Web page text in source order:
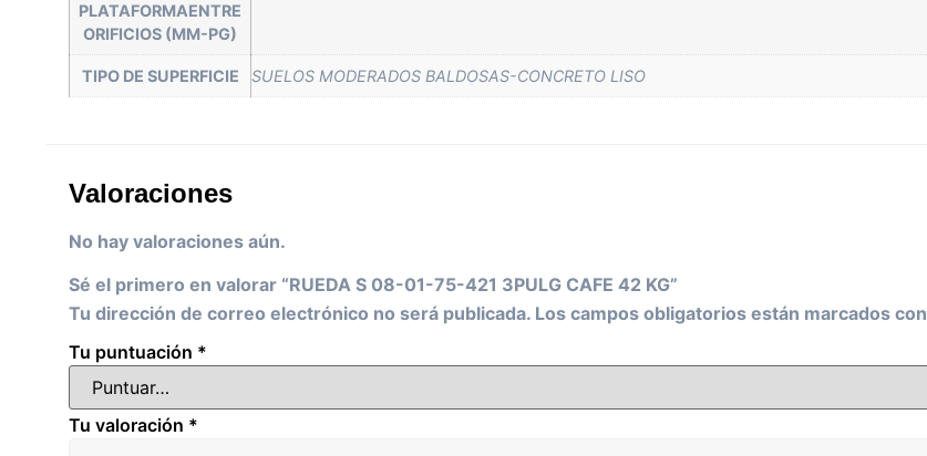
PLATAFORMAENTRE
ORIFICIOS (MM-PG)
TIPO DE SUPERFICIE SUELOS MODERADOS BALDOSAS-CONCRETO LISO
Valoraciones
No hay valoraciones aún.
Sé el primero en valorar “RUEDA S 08-01-75-421 3PULG CAFE 42 KG”
Tu dirección de correo electrónico no será publicada. Los campos obligatorios están marcados con
Tu puntuación *
Tu valoración *